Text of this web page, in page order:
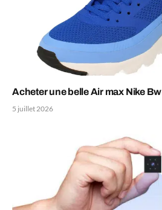
Acheter une belle Air max Nike Bw
5 juillet 2026